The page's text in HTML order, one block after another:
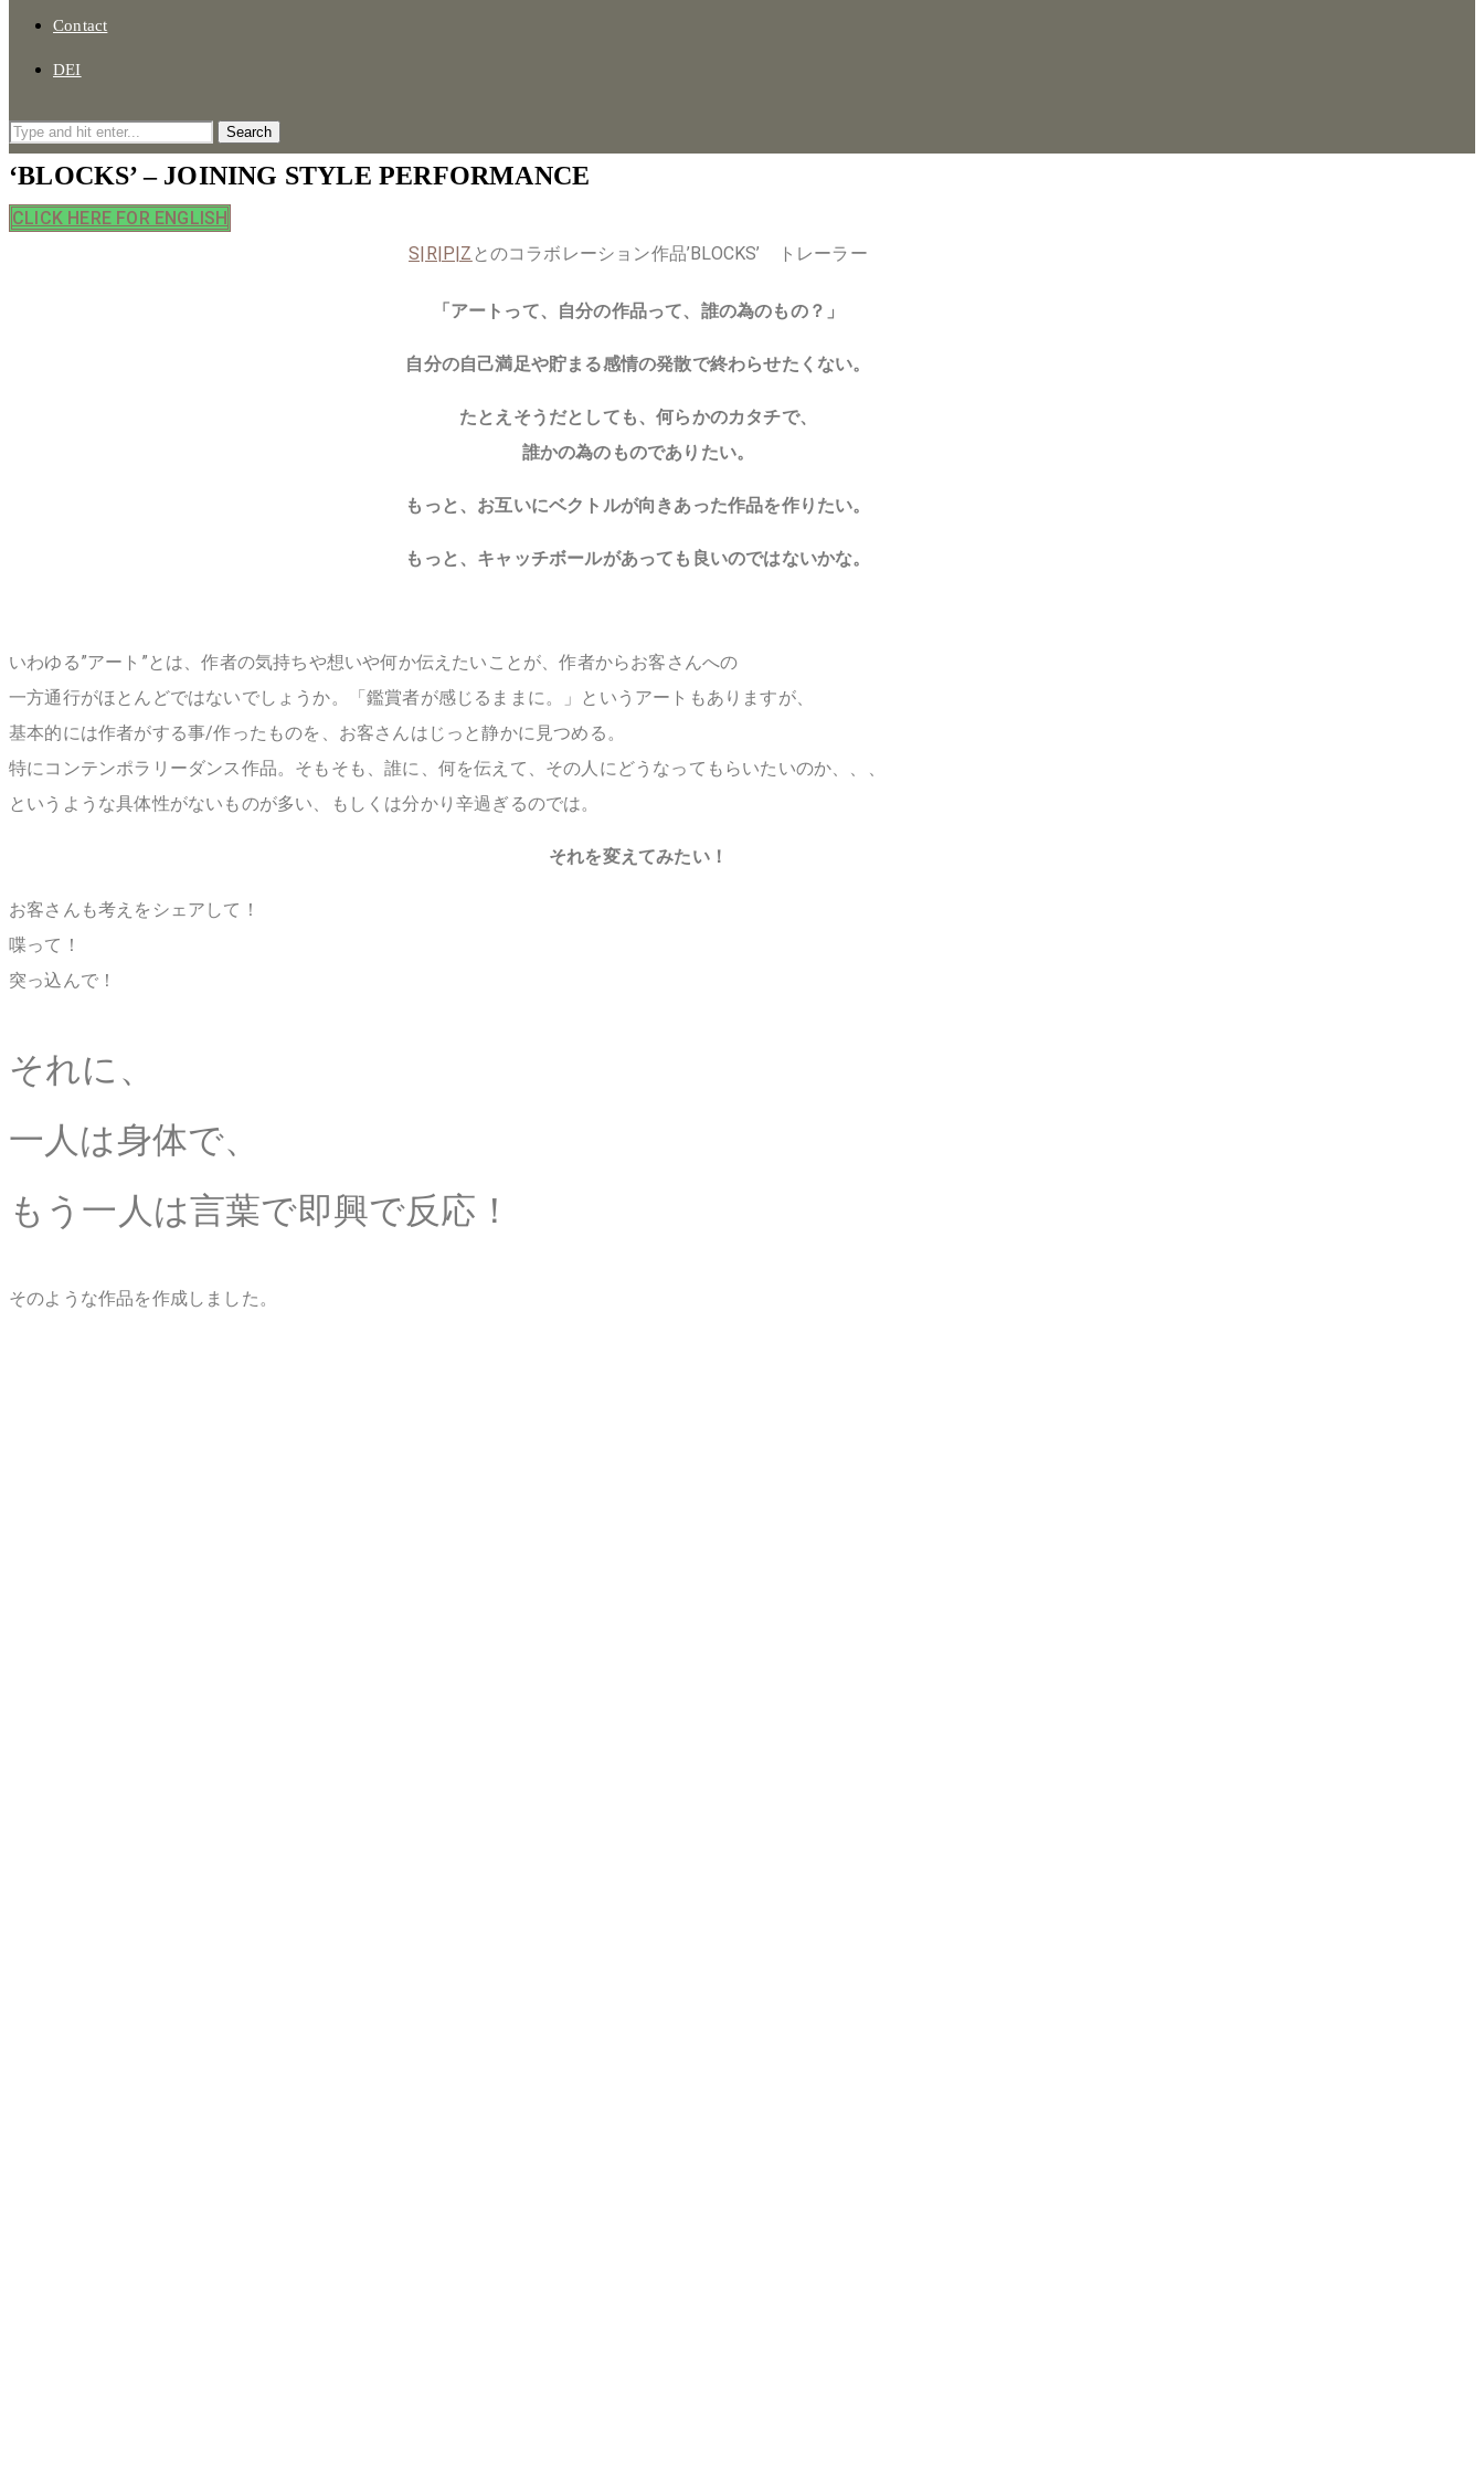
Contact
DEI
Search
‘BLOCKS’ – JOINING STYLE PERFORMANCE
CLICK HERE FOR ENGLISH
S|R|P|Z とのコラボレーション作品’BLOCKS’ トレーラー
「アートって、自分の作品って、誰の為のもの？」
自分の自己満足や貯まる感情の発散で終わらせたくない。
たとえそうだとしても、何らかのカタチで、
誰かの為のものでありたい。
もっと、お互いにベクトルが向きあった作品を作りたい。
もっと、キャッチボールがあっても良いのではないかな。
いわゆる”アート”とは、作者の気持ちや想いや何か伝えたいことが、作者からお客さんへの
一方通行がほとんどではないでしょうか。「鑑賞者が感じるままに。」というアートもありますが、
基本的には作者がする事/作ったものを、お客さんはじっと静かに見つめる。
特にコンテンポラリーダンス作品。そもそも、誰に、何を伝えて、その人にどうなってもらいたいのか、、、
というような具体性がないものが多い、もしくは分かり辛過ぎるのでは。
それを変えてみたい！
お客さんも考えをシェアして！
喋って！
突っ込んで！
それに、
一人は身体で、
もう一人は言葉で即興で反応！
そのような作品を作成しました。